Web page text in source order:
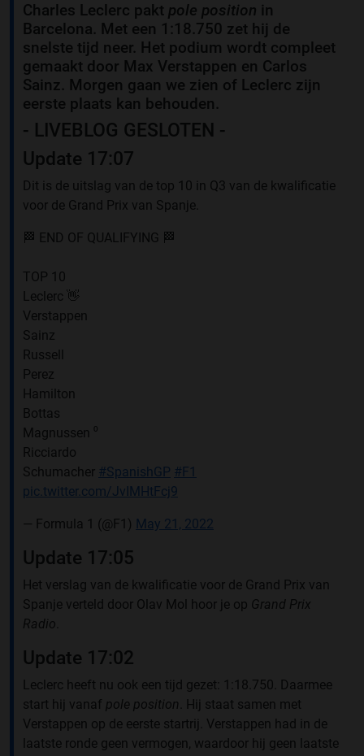
Charles Leclerc pakt pole position in
Barcelona. Met een 1:18.750 zet hij de
snelste tijd neer. Het podium wordt compleet
gemaakt door Max Verstappen en Carlos
Sainz. Morgen gaan we zien of Leclerc zijn
eerste plaats kan behouden.
- LIVEBLOG GESLOTEN -
Update 17:07
Dit is de uitslag van de top 10 in Q3 van de kwalificatie
voor de Grand Prix van Spanje.
🏁 END OF QUALIFYING 🏁
TOP 10
Leclerc 👋
Verstappen
Sainz
Russell
Perez
Hamilton
Bottas
Magnussen ⁰
Ricciardo
Schumacher #SpanishGP #F1
pic.twitter.com/JvIMHtFcj9
— Formula 1 (@F1) May 21, 2022
Update 17:05
Het verslag van de kwalificatie voor de Grand Prix van
Spanje verteld door Olav Mol hoor je op Grand Prix
Radio
Update 17:02
Leclerc heeft nu ook een tijd gezet: 1:18.750. Daarmee
start hij vanaf pole position
. Hij staat samen met
Verstappen op de eerste startrij. Verstappen had in de
laatste ronde geen vermogen, waardoor hij geen laatste